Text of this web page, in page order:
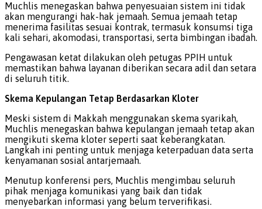
Muchlis menegaskan bahwa penyesuaian sistem ini tidak
akan mengurangi hak-hak jemaah. Semua jemaah tetap
menerima fasilitas sesuai kontrak, termasuk konsumsi tiga
kali sehari, akomodasi, transportasi, serta bimbingan ibadah.
Pengawasan ketat dilakukan oleh petugas PPIH untuk
memastikan bahwa layanan diberikan secara adil dan setara
di seluruh titik.
Skema Kepulangan Tetap Berdasarkan Kloter
Meski sistem di Makkah menggunakan skema syarikah,
Muchlis menegaskan bahwa kepulangan jemaah tetap akan
mengikuti skema kloter seperti saat keberangkatan.
Langkah ini penting untuk menjaga keterpaduan data serta
kenyamanan sosial antarjemaah.
Menutup konferensi pers, Muchlis mengimbau seluruh
pihak menjaga komunikasi yang baik dan tidak
menyebarkan informasi yang belum terverifikasi.